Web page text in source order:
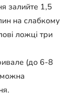
залийте 1,5
на слабкому
ложці три
(до 6-8